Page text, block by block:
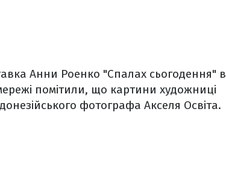
Анни Роенко "Спалах сьогодення" в
помітили, що картини художниці
фотографа Акселя Освіта.